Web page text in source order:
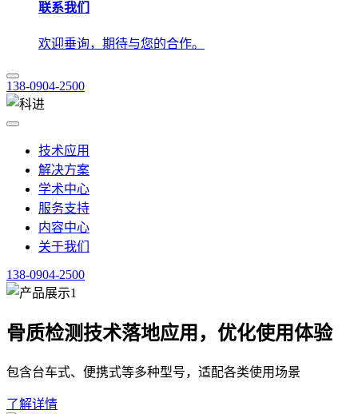
联系我们
欢迎垂询，期待与您的合作。
138-0904-2500
技术应用
解决方案
学术中心
服务支持
内容中心
关于我们
138-0904-2500
骨质检测技术落地应用，优化使用体验
包含台车式、便携式等多种型号，适配各类使用场景
了解详情